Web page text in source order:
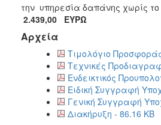
την υπηρεσία δαπάνης χωρίς το
2.439,00 ΕΥΡΩ
Αρχεία
Τιμολόγιο
Τεχνικές
Ενδεικτικός
Ειδική Συγγραφή
Γενική Συγγραφή
Διακήρυξη - 86.16 KB